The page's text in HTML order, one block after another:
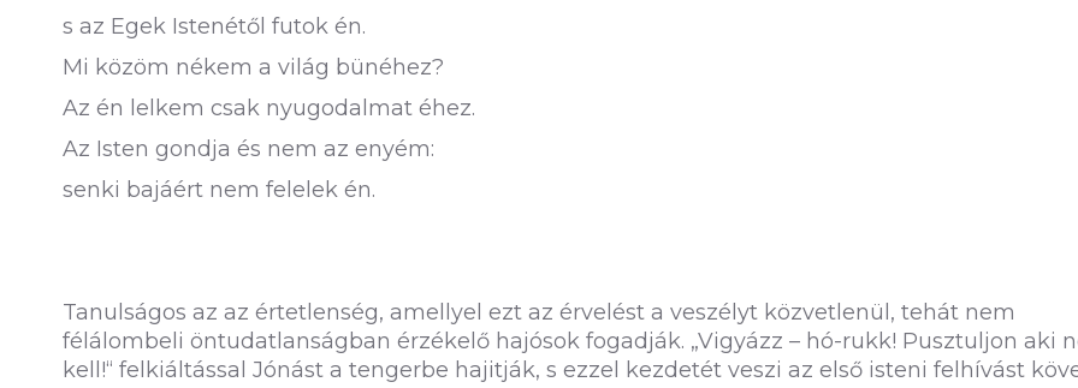
s az Egek Istenétől futok én.
Mi közöm nékem a világ bünéhez?
Az én lelkem csak nyugodalmat éhez.
Az Isten gondja és nem az enyém:
senki bajáért nem felelek én.
Tanulságos az az értetlenség, amellyel ezt az érvelést a veszélyt közvetlenül, tehát nem
félálombeli öntudatlanságban érzékelő hajósok fogadják. „Vigyázz – hó-rukk! Pusztuljon aki
kell!“ felkiáltással Jónást a tengerbe hajitják, s ezzel kezdetét veszi az első isteni felhívást